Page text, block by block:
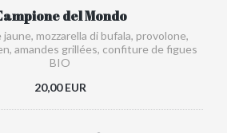
del Mondo
mozzarella di bufala, provolone,
amandes grillées, confiture de figues
BIO
20,00 EUR